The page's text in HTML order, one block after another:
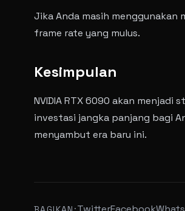
Jika Anda masih menggunakan
frame rate yang mulus.
Kesimpulan
NVIDIA RTX 6090 akan menjadi
investasi jangka panjang bagi
menyambut era baru ini.